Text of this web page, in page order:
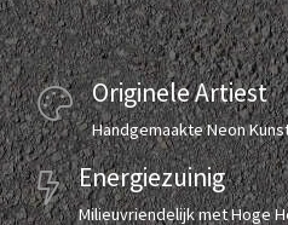
Originele Artiest
Handgemaakte Neon
Energiezuinig
Milieuvriendelijk met Hoge